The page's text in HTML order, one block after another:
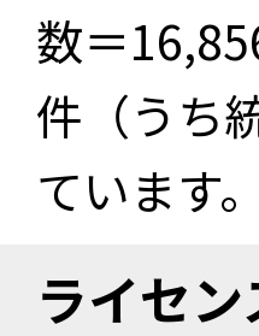
数＝
件（うち
ています。
ライセン